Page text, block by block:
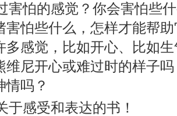
害怕的感觉？你会害怕些
害怕些什么，怎样才能帮
多感觉，比如开心、比如
维尼开心或难过时的样子
情吗？
于感受和表达的书！